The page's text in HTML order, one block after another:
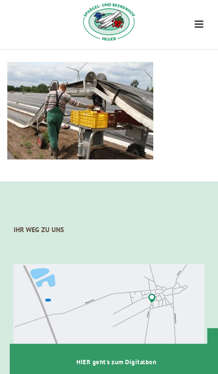
IHR WEG ZU UNS
HIER geht's zum Digitalbon